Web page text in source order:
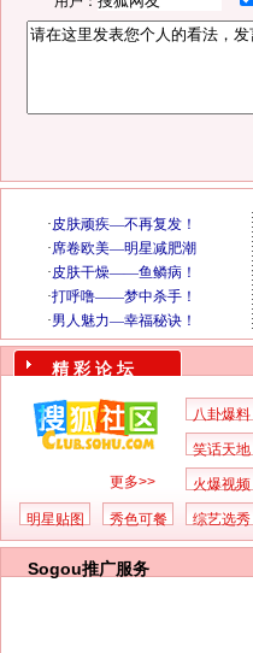
精 彩 论 坛
更多>>
八卦爆料
笑话天地
火爆视频
明星贴图 秀色可餐 综艺选秀
Sogou推广服务